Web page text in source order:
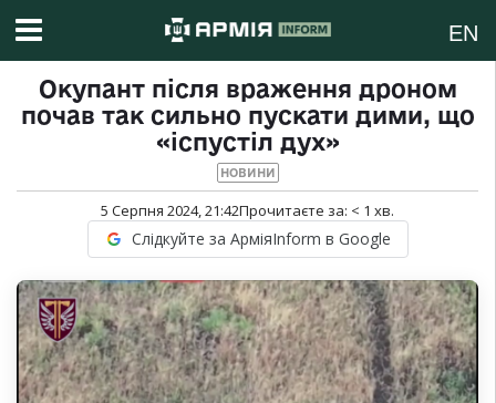
EN
Окупант після враження дроном
почав так сильно пускати дими, що
«іспустіл дух»
НОВИНИ
5 Серпня 2024, 21:42Прочитаєте за: < 1 хв.
Слідкуйте за АрміяInform в Google